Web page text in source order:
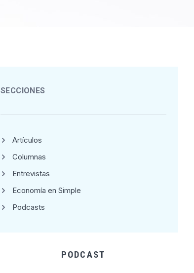
SECCIONES
Artículos
Columnas
Entrevistas
Economía en Simple
Podcasts
PODCAST